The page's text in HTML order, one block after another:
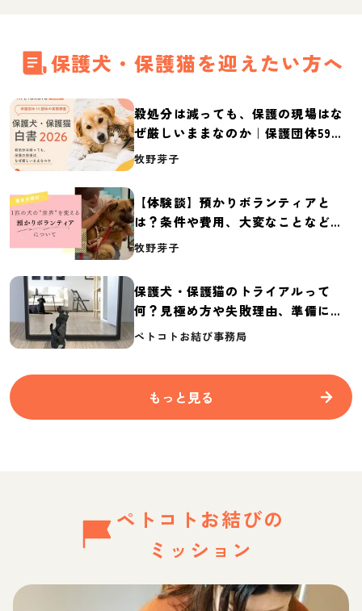
保護犬・保護猫を迎えたい方へ
殺処分は減っても、保護の現場はな
ぜ厳しいままなのか｜保護団体59団
体の実態調査【保護犬・保護猫白書
牧野芽子
【体験談】預かりボランティアと
は？条件や費用、大変なことなど紹
介
牧野芽子
保護犬・保護猫のトライアルって
何？見極め方や失敗理由、準備に必
要なものを紹介
ペトコトお結び事務局
もっと見る
ペトコトお結びの
ミッション